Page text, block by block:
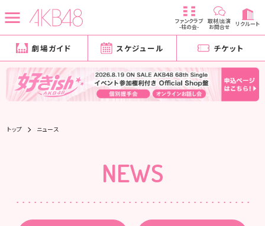
ファンクラブ
-柱の会-
取材/出演
お問合せ リクルート
劇場ガイド スケジュール チケット
トップ ニュース
NEWS